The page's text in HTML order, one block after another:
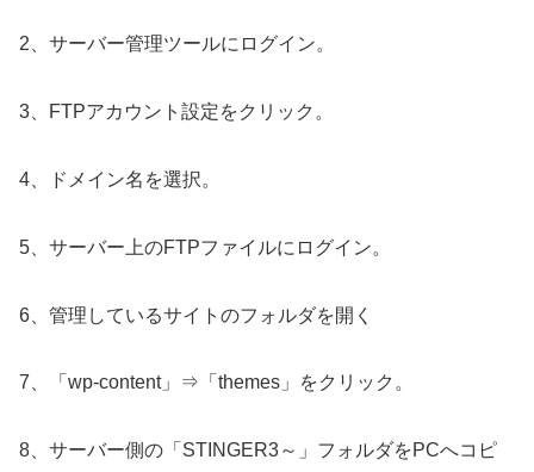
2、サーバー管理ツールにログイン。
3、FTPアカウント設定をクリック。
4、ドメイン名を選択。
5、サーバー上のFTPファイルにログイン。
6、管理しているサイトのフォルダを開く
7、「wp-content」⇒「themes」をクリック。
8、サーバー側の「STINGER3～」フォルダをPCへコピ